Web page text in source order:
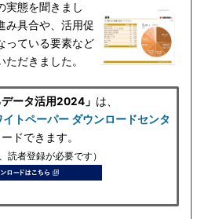
実態を聞きまし
み具合や、活用促
っている要素など
だきました。
データ活用2024」 は、
トペーパー ダウンロードセンタ
ドできます。
読者登録が必要です）